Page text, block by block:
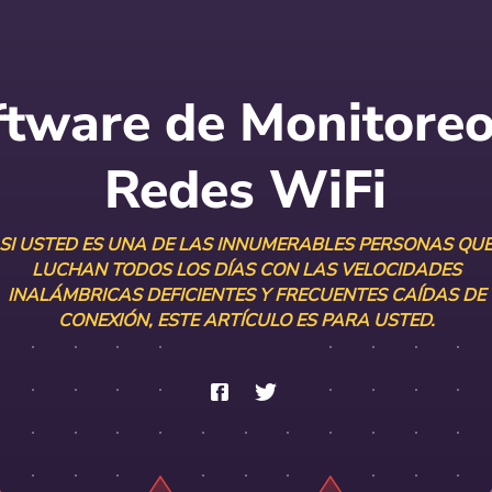
de
Redes WiFi
SI USTED ES UNA DE LAS INNUMERABLES PERSONAS QUE
LUCHAN TODOS LOS DÍAS CON LAS VELOCIDADES
INALÁMBRICAS DEFICIENTES Y FRECUENTES CAÍDAS DE
CONEXIÓN, ESTE ARTÍCULO ES PARA USTED.